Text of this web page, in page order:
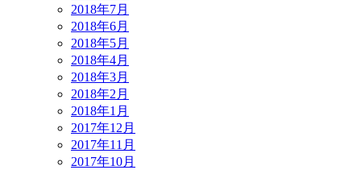
2018年7月
2018年6月
2018年5月
2018年4月
2018年3月
2018年2月
2018年1月
2017年12月
2017年11月
2017年10月